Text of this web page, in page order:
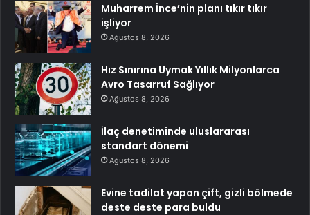
Muharrem İnce’nin planı tıkır tıkır
işliyor
Ağustos 8, 2026
Hız Sınırına Uymak Yıllık Milyonlarca
Avro Tasarruf Sağlıyor
Ağustos 8, 2026
İlaç denetiminde uluslararası
standart dönemi
Ağustos 8, 2026
Evine tadilat yapan çift, gizli bölmede
deste deste para buldu